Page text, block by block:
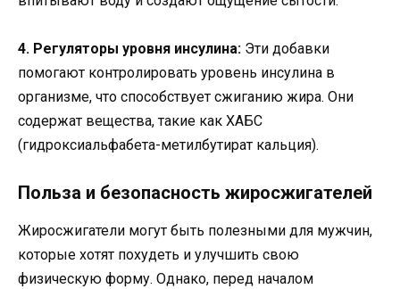
4. Регуляторы уровня инсулина: Эти добавки
помогают контролировать уровень инсулина в
организме, что способствует сжиганию жира. Они
содержат вещества, такие как ХАБС
(гидроксиальфабета-метилбутират кальция).
Польза и безопасность жиросжигателей
Жиросжигатели могут быть полезными для мужчин,
которые хотят похудеть и улучшить свою
физическую форму. Однако, перед началом